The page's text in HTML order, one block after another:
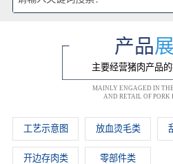
产品
主要经营猪肉产品
MAINLY ENGAGED IN
AND RETAIL OF PORK
工艺示意图 放血烫毛类
开边存肉类 零部件类